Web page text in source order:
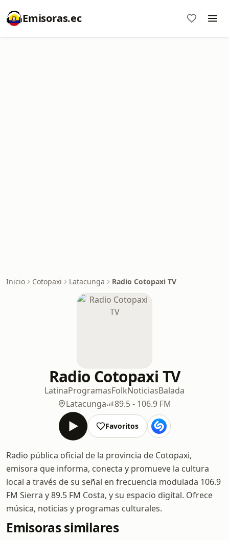
Emisoras.ec
Inicio Cotopaxi Latacunga Radio Cotopaxi TV
Radio Cotopaxi TV
LatinaProgramasFolkNoticiasBalada
Latacunga
89.5 - 106.9 FM
Favoritos
Radio pública oficial de la provincia de Cotopaxi,
emisora que informa, conecta y promueve la cultura
local a través de su señal en frecuencia modulada 106.9
FM Sierra y 89.5 FM Costa, y su espacio digital. Ofrece
música, noticias y programas culturales.
Emisoras similares